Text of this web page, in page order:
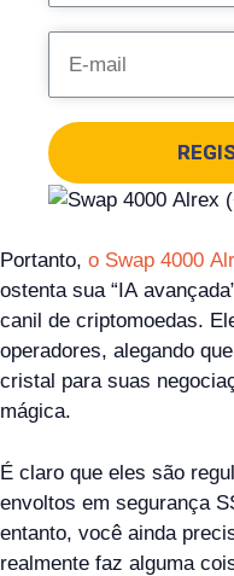
Portanto, o Swap 4000
ostenta sua “IA
canil de criptomoedas.
operadores, alegando
cristal para suas
mágica.
É claro que eles são
envoltos em segurança
entanto, você ainda
realmente faz alguma